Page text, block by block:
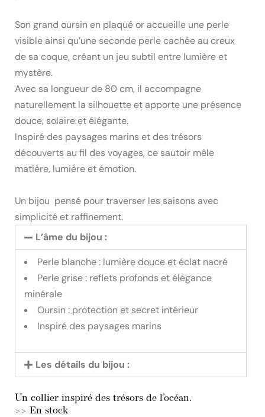
Son grand oursin en plaqué or accueille une perle
visible ainsi qu’une seconde perle cachée au creux
de sa coque, créant un jeu subtil entre lumière et
mystère.
Avec sa longueur de 80 cm, il accompagne
naturellement la silhouette et apporte une présence
douce, solaire et élégante.
Inspiré des paysages marins et des trésors
découverts au fil des voyages, ce sautoir mêle
matière, lumière et émotion.
Un bijou pensé pour traverser les saisons avec
simplicité et raffinement.
L’âme du bijou :
Perle blanche : lumière douce et éclat nacré
Perle grise : reflets profonds et élégance
minérale
Oursin : protection et secret intérieur
Inspiré des paysages marins
Les détails du bijou :
Un collier inspiré des trésors de l’océan.
>> En stock